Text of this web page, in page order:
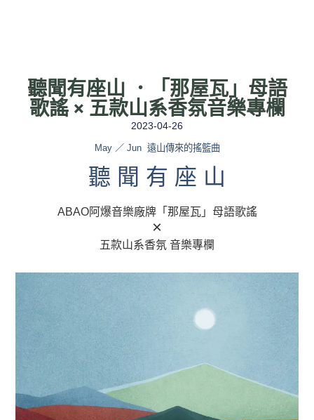
聽聞有座山 ．「那屋瓦」母語
歌謠 × 五款山系香氛音樂專欄
2023-04-26
May ／ Jun 遠山傳來的搖籃曲
聽 聞 有 座 山
ABAO阿爆音樂廠牌「那屋瓦」母語歌謠
×
五款山系香氛 音樂專欄